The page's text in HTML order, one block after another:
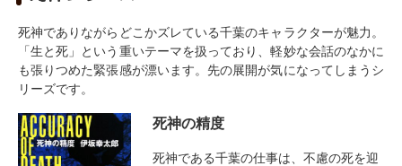
死神でありながらどこかズレている千葉のキャラクターが魅力。
「生と死」という重いテーマを扱っており、軽妙な会話のなかに
も張りつめた緊張感が漂います。先の展開が気になってしまうシ
リーズです。
死神の精度
死神である千葉の仕事は、不慮の死を迎